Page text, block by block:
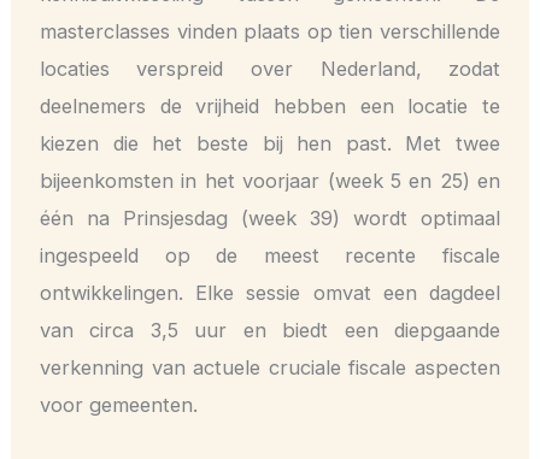
masterclasses vinden plaats op tien verschillende
locaties verspreid over Nederland, zodat
deelnemers de vrijheid hebben een locatie te
kiezen die het beste bij hen past. Met twee
bijeenkomsten in het voorjaar (week 5 en 25) en
één na Prinsjesdag (week 39) wordt optimaal
ingespeeld op de meest recente fiscale
ontwikkelingen. Elke sessie omvat een dagdeel
van circa 3,5 uur en biedt een diepgaande
verkenning van actuele cruciale fiscale aspecten
voor gemeenten.